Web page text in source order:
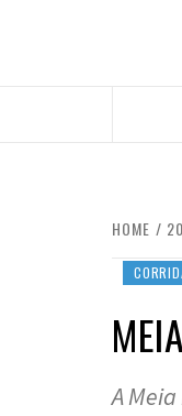
HOME
A